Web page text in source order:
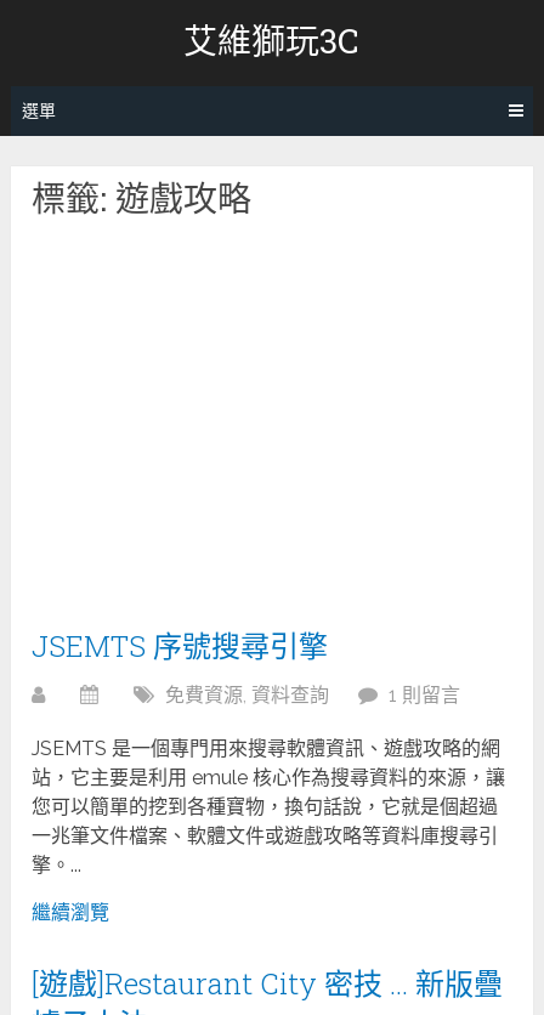
艾維獅玩3C
選單
標籤: 遊戲攻略
JSEMTS 序號搜尋引擎
免費資源, 資料查詢 1 則留言
JSEMTS 是一個專門用來搜尋軟體資訊、遊戲攻略的網
站，它主要是利用 emule 核心作為搜尋資料的來源，讓
您可以簡單的挖到各種寶物，換句話說，它就是個超過
一兆筆文件檔案、軟體文件或遊戲攻略等資料庫搜尋引
擎。...
繼續瀏覽
[遊戲]Restaurant City 密技 … 新版疊